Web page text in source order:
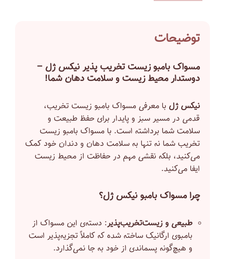
توضیحات
مسواک بامبو زیست‌ تخریب‌ پذیر نیکس ژل –
دوستدار محیط زیست و سلامت دهان شما!
نیکس ژل با معرفی مسواک بامبو زیست‌ تخریب‌،
قدمی در مسیر سبز و پایدار برای حفظ طبیعت و
سلامت شما برداشته است. با مسواک بامبو زیست‌
تخریب‌ شما نه تنها به سلامت دهان و دندان خود کمک
می‌کنید، بلکه نقشی مهم در حفاظت از محیط‌ زیست
ایفا می‌کنید.
چرا مسواک بامبو نیکس ژل؟
طبیعی و زیست‌تخریب‌پذیر: دسته‌ی این مسواک از
بامبوی ارگانیک ساخته شده که کاملاً تجزیه‌پذیر است
و هیچ‌گونه پسماندی از خود به جا نمی‌گذارد.